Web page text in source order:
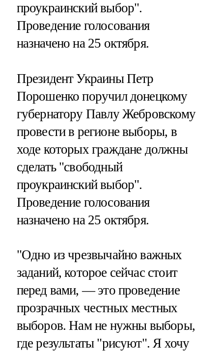
проукраинский выбор".
Проведение голосования
назначено на 25 октября.
Президент Украины Петр
Порошенко поручил донецкому
губернатору Павлу Жебровскому
провести в регионе выборы, в
ходе которых граждане должны
сделать "свободный
проукраинский выбор".
Проведение голосования
назначено на 25 октября.
"Одно из чрезвычайно важных
заданий, которое сейчас стоит
перед вами, — это проведение
прозрачных честных местных
выборов. Нам не нужны выборы,
где результаты "рисуют". Я хочу